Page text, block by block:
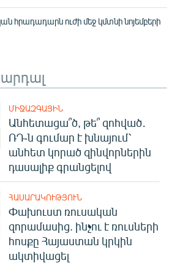
հրադադարն ուժի մեջ կմտնի նոյեմբերի
ՄԻՋԱԶԳԱՅԻՆ
Անհետացա՞ծ, թե՞ զոհված․
ՌԴ-ն գումար է խնայում՝
անհետ կորած զինվորներին
դասալիք գրանցելով
ՀԱՍԱՐԱԿՈՒԹՅՈՒՆ
Փախուստ ռուսական
զորամասից. ինչու է ռուսների
հոսքը Հայաստան կրկին
ակտիվացել